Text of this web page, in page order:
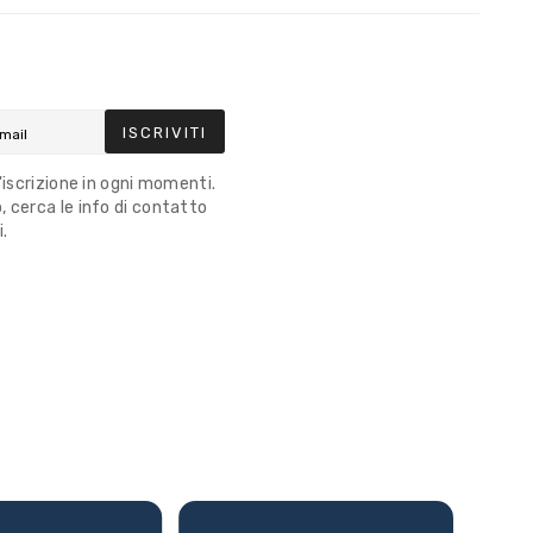
ISCRIVITI
in ogni momenti.
cerca le info di contatto